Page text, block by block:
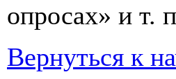
опросах» и т.
Вернуться к